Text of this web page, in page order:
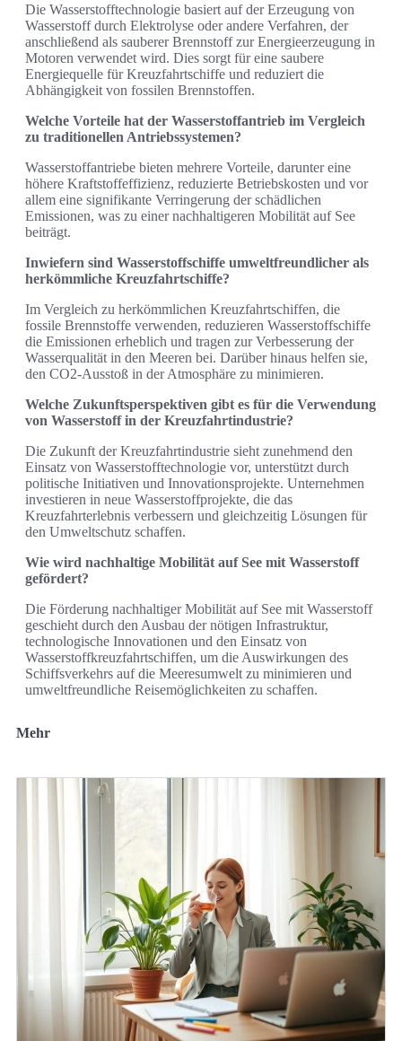
Die Wasserstofftechnologie basiert auf der Erzeugung von
Wasserstoff durch Elektrolyse oder andere Verfahren, der
anschließend als sauberer Brennstoff zur Energieerzeugung in
Motoren verwendet wird. Dies sorgt für eine saubere
Energiequelle für Kreuzfahrtschiffe und reduziert die
Abhängigkeit von fossilen Brennstoffen.
Welche Vorteile hat der Wasserstoffantrieb im Vergleich
zu traditionellen Antriebssystemen?
Wasserstoffantriebe bieten mehrere Vorteile, darunter eine
höhere Kraftstoffeffizienz, reduzierte Betriebskosten und vor
allem eine signifikante Verringerung der schädlichen
Emissionen, was zu einer nachhaltigeren Mobilität auf See
beiträgt.
Inwiefern sind Wasserstoffschiffe umweltfreundlicher als
herkömmliche Kreuzfahrtschiffe?
Im Vergleich zu herkömmlichen Kreuzfahrtschiffen, die
fossile Brennstoffe verwenden, reduzieren Wasserstoffschiffe
die Emissionen erheblich und tragen zur Verbesserung der
Wasserqualität in den Meeren bei. Darüber hinaus helfen sie,
den CO2-Ausstoß in der Atmosphäre zu minimieren.
Welche Zukunftsperspektiven gibt es für die Verwendung
von Wasserstoff in der Kreuzfahrtindustrie?
Die Zukunft der Kreuzfahrtindustrie sieht zunehmend den
Einsatz von Wasserstofftechnologie vor, unterstützt durch
politische Initiativen und Innovationsprojekte. Unternehmen
investieren in neue Wasserstoffprojekte, die das
Kreuzfahrterlebnis verbessern und gleichzeitig Lösungen für
den Umweltschutz schaffen.
Wie wird nachhaltige Mobilität auf See mit Wasserstoff
gefördert?
Die Förderung nachhaltiger Mobilität auf See mit Wasserstoff
geschieht durch den Ausbau der nötigen Infrastruktur,
technologische Innovationen und den Einsatz von
Wasserstoffkreuzfahrtschiffen, um die Auswirkungen des
Schiffsverkehrs auf die Meeresumwelt zu minimieren und
umweltfreundliche Reisemöglichkeiten zu schaffen.
Mehr